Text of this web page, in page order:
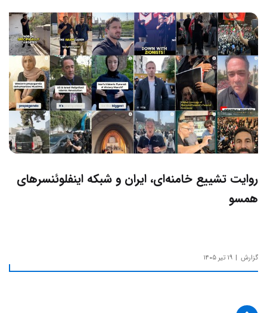
روایت تشییع خامنه‌ای، ایران و شبکه اینفلوئنسرهای
همسو
گزارش ۱۹ تیر ۱۴۰۵